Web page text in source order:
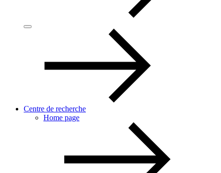
Centre de recherche
Home page